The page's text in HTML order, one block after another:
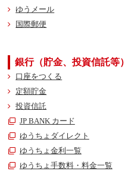
ゆうメール
国際郵便
銀行（貯金、投資信託等）
口座をつくる
定額貯金
投資信託
JP BANK カード
ゆうちょダイレクト
ゆうちょ金利一覧
ゆうちょ手数料・料金一覧